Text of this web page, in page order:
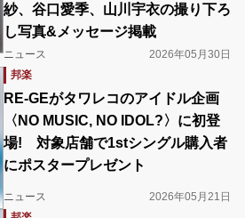
紗、谷口愛季、山川宇衣の撮り下ろ
し写真&メッセージ掲載
ニュース
2026年05月30日
邦楽
RE-GEがタワレコのアイドル企画
〈NO MUSIC, NO IDOL?〉に初登
場! 対象店舗で1stシングル購入者
にポスタープレゼント
ニュース
2026年05月21日